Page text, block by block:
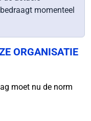
momenteel
ORGANISATIE
moet nu de norm